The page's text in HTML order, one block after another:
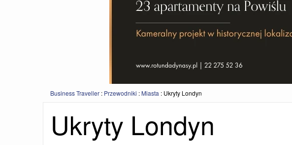
Business Traveller : Przewodniki : Miasta : Ukryty Londyn
Ukryty Londyn